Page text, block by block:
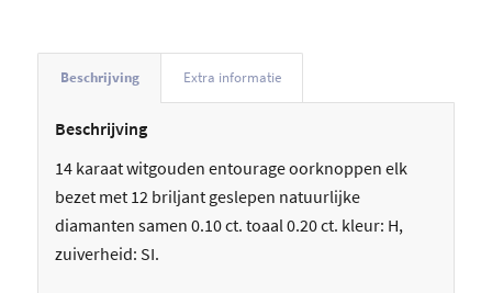
Beschrijving Extra informatie
Beschrijving
14 karaat witgouden entourage oorknoppen elk
bezet met 12 briljant geslepen natuurlijke
diamanten samen 0.10 ct. toaal 0.20 ct. kleur: H,
zuiverheid: SI.